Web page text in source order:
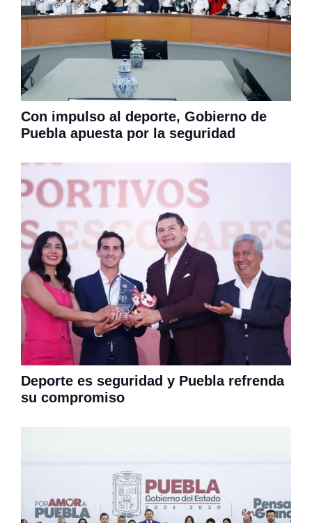
Con impulso al deporte, Gobierno de
Puebla apuesta por la seguridad
Deporte es seguridad y Puebla refrenda
su compromiso